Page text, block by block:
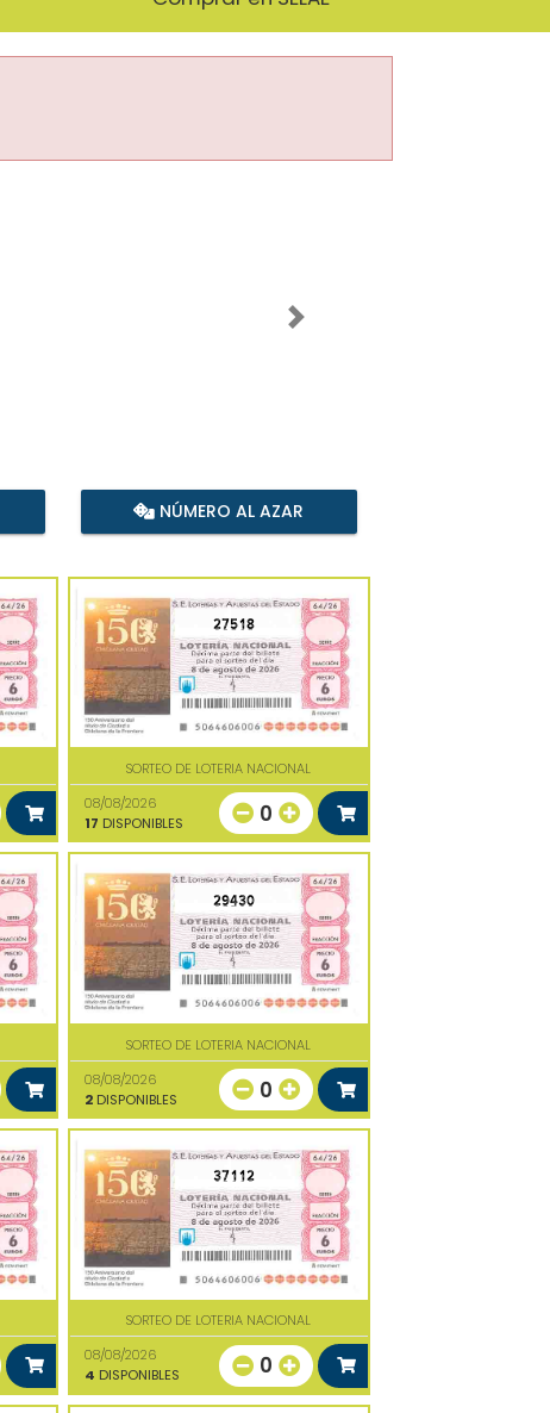
Imagen siguiente
NÚMERO AL AZAR
27518
SORTEO DE LOTERIA NACIONAL
08/08/2026
17 DISPONIBLES 0
29430
SORTEO DE LOTERIA NACIONAL
08/08/2026
2DISPONIBLES 0
37112
SORTEO DE LOTERIA NACIONAL
08/08/2026
4 DISPONIBLES 0